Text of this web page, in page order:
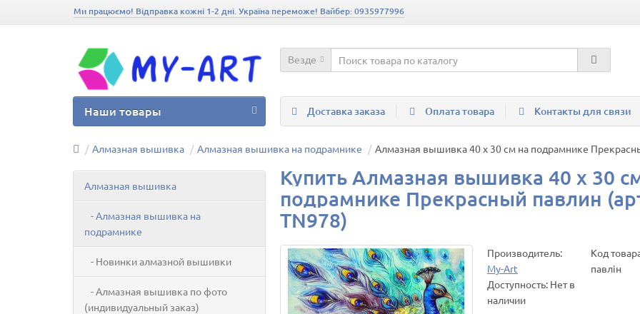
Ми працюємо! Відправка кожні 1-2 дні. Україна переможе! Вайбер: 0935977996
Везде
Доставка заказа Оплата товара Контакты для связи
Наши товары
Алмазная вышивка Алмазная вышивка на подрамнике Алмазная вышивка 40 х 30 см на подрамнике
Алмазная вышивка
- Алмазная вышивка на
подрамнике
- Новинки алмазной вышивки
- Алмазная вышивка по фото
(индивидуальный заказ)
Купить Алмазная вышивка 40 х 30
подрамнике Прекрасный павлин
TN978)
Производитель:
My-Art
Код
павлін
Доступность: Нет в
наличии